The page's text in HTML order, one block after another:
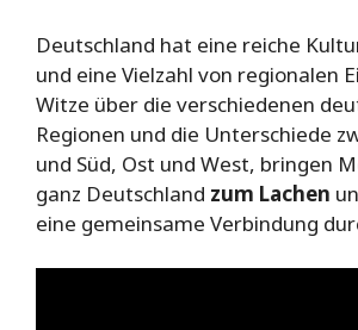
Deutschland hat eine reiche
und eine Vielzahl von regionalen
Witze über die verschiedenen
Regionen und die Unterschiede
und Süd, Ost und West, bringen
ganz Deutschland zum Lachen
eine gemeinsame Verbindung